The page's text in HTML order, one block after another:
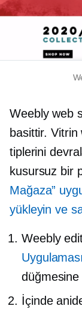
Weebly web
basittir. Vitrin
tiplerini
kusursuz bir
Mağaza”
yükleyin ve
Weebly
Uygulaması
düğmesine
İçinde